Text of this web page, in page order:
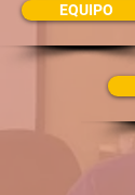
EQUIPO